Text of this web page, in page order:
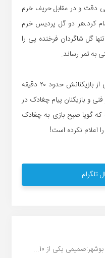
دقت و در مقابل حریف خرم
کرد.هر دو گل پردیس خرم
گل شاگردان فرخنده پی را
به ثمر رساند.
در این بازی تیم مهمان با اخراج یکی از بازیکنانش حدود ۲۰ دقیقه
. کادر فنی و بازیکنان پیام چغادک در
که گویا صبح بازی به چغادک
اعلام نکرده است!
تلگرام
یکی از 10...